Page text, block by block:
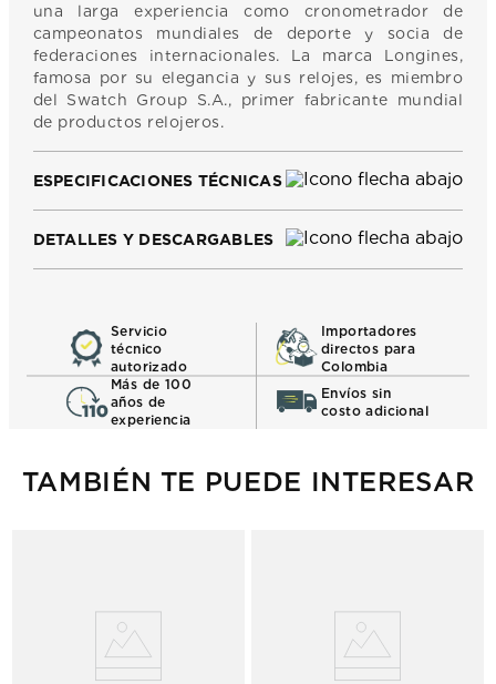
una larga experiencia como cronometrador de
campeonatos mundiales de deporte y socia de
federaciones internacionales. La marca Longines,
famosa por su elegancia y sus relojes, es miembro
del Swatch Group S.A., primer fabricante mundial
de productos relojeros.
ESPECIFICACIONES TÉCNICAS
DETALLES Y DESCARGABLES
Servicio
técnico
autorizado
Importadores
directos para
Colombia
Más de 100
años de
experiencia
Envíos sin
costo adicional
TAMBIÉN TE PUEDE INTERESAR